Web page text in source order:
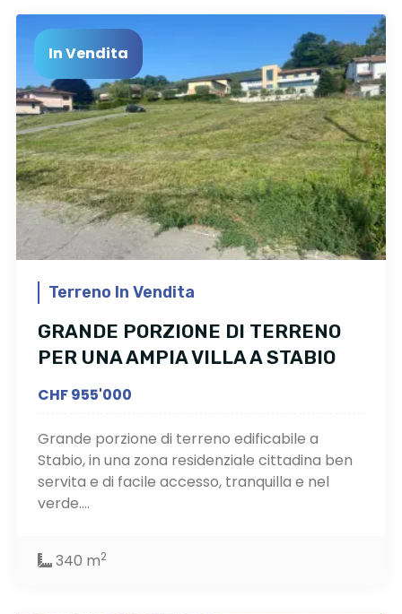
In Vendita
Terreno In Vendita
GRANDE PORZIONE DI TERRENO
PER UNA AMPIA VILLA A STABIO
CHF 955'000
Grande porzione di terreno edificabile a
Stabio, in una zona residenziale cittadina ben
servita e di facile accesso, tranquilla e nel
verde....
340 m2